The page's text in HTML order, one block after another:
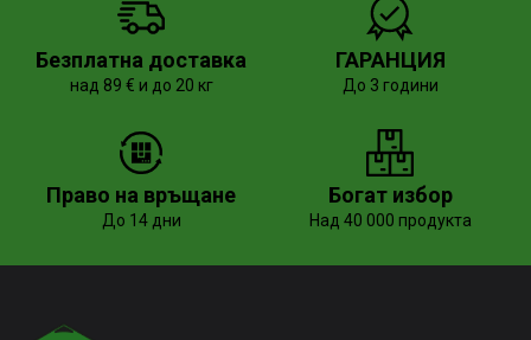
Безплатна доставка
над 89 € и до 20 кг
ГАРАНЦИЯ
До 3 години
Право на връщане
До 14 дни
Богат избор
Над 40 000 продукта